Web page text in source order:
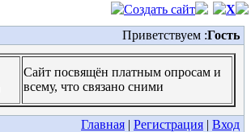
Создать сайт
X
Приветствуем :Гость
Сайт посвящён платным опросам и
всему, что связано сними
Главная | Регистрация | Вход